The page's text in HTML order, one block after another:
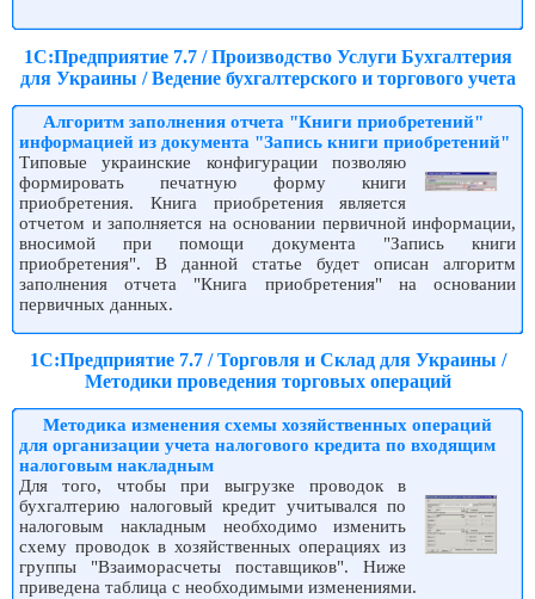
1С:Предприятие 7.7 / Производство Услуги Бухгалтерия
для Украины / Ведение бухгалтерского и торгового учета
Алгоритм заполнения отчета "Книги приобретений"
информацией из документа "Запись книги приобретений"
Типовые украинские конфигурации позволяю
формировать печатную форму книги
приобретения. Книга приобретения является
отчетом и заполняется на основании первичной информации,
вносимой при помощи документа "Запись книги
приобретения". В данной статье будет описан алгоритм
заполнения отчета "Книга приобретения" на основании
первичных данных.
1С:Предприятие 7.7 / Торговля и Склад для Украины /
Методики проведения торговых операций
Методика изменения схемы хозяйственных операций
для организации учета налогового кредита по входящим
налоговым накладным
Для того, чтобы при выгрузке проводок в
бухгалтерию налоговый кредит учитывался по
налоговым накладным необходимо изменить
схему проводок в хозяйственных операциях из
группы "Взаиморасчеты поставщиков". Ниже
приведена таблица с необходимыми изменениями.